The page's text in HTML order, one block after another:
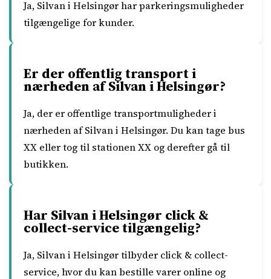
Ja, Silvan i Helsingør har parkeringsmuligheder
tilgængelige for kunder.
Er der offentlig transport i
nærheden af Silvan i Helsingør?
Ja, der er offentlige transportmuligheder i
nærheden af Silvan i Helsingør. Du kan tage bus
XX eller tog til stationen XX og derefter gå til
butikken.
Har Silvan i Helsingør click &
collect-service tilgængelig?
Ja, Silvan i Helsingør tilbyder click & collect-
service, hvor du kan bestille varer online og